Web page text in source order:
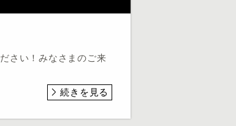
さい！みなさまのご来
続きを見る